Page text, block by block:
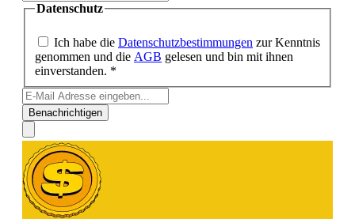
Datenschutz
Ich habe die Datenschutzbestimmungen zur Kenntnis
genommen und die AGB gelesen und bin mit ihnen
einverstanden. *
Benachrichtigen